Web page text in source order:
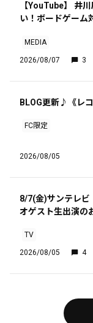
【YouTube】 井
い！ボードゲーム
MEDIA
2026/08/07 3
BLOG更新♪《レ
FC限定
2026/08/05
8/7(金)サンテレビ
オゲスト生出演の
TV
2026/08/05 4